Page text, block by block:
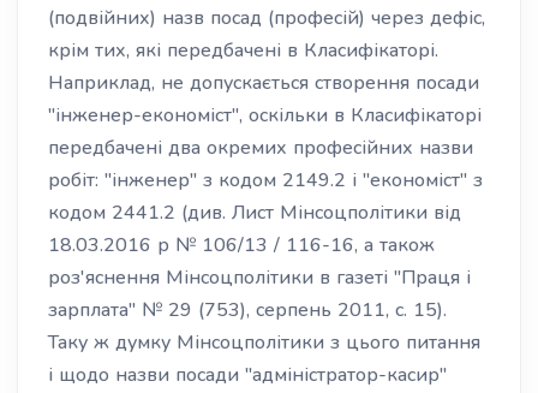
(подвійних) назв посад (професій) через дефіс,
крім тих, які передбачені в Класифікаторі.
Наприклад, не допускається створення посади
"інженер-економіст", оскільки в Класифікаторі
передбачені два окремих професійних назви
робіт: "інженер" з кодом 2149.2 і "економіст" з
кодом 2441.2 (див. Лист Мінсоцполітики від
18.03.2016 р № 106/13 / 116-16, а також
роз'яснення Мінсоцполітики в газеті "Праця і
зарплата" № 29 (753), серпень 2011, с. 15).
Таку ж думку Мінсоцполітики з цього питання
і щодо назви посади "адміністратор-касир"